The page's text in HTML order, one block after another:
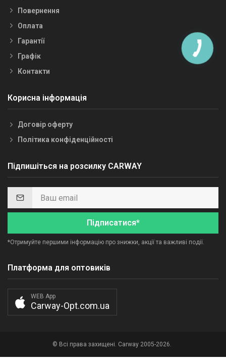
Повернення
Оплата
Гарантії
Графік
Контакти
Корисна інформація
Договір оферту
Політика конфіденційності
Підпишіться на розсилку CARWAY
Підписатися*
*Отримуйте першими інформацію про знижки, акції та важливі події.
Платформа для оптовиків
WEB App
Carway-Opt.com.ua
© Всі права захищені. Carway 2005-2026.